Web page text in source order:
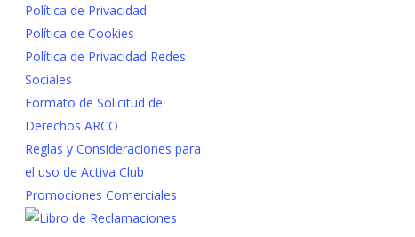
Política de Privacidad
Política de Cookies
Política de Privacidad Redes
Sociales
Formato de Solicitud de
Derechos ARCO
Reglas y Consideraciones para
el uso de Activa Club
Promociones Comerciales